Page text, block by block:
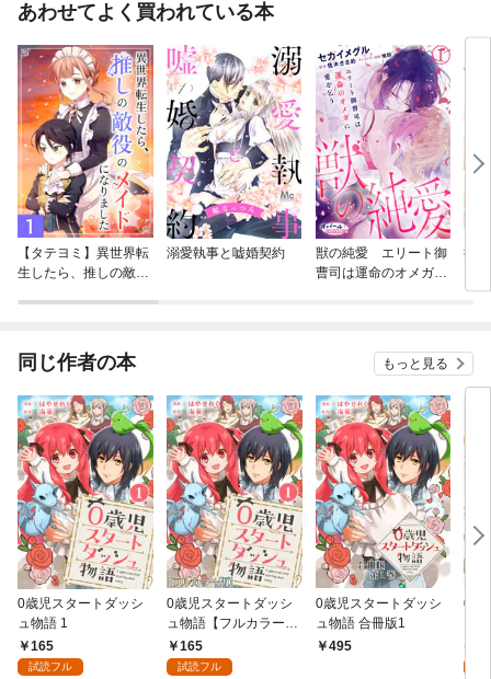
あわせてよく買われている本
【タテヨミ】異世界転
生したら、推しの敵役
溺愛執事と嘘婚契約
獣の純愛 エリート御
曹司は運命のオメガに
抱
同じ作者の本 もっと見る
0歳児スタートダッシ
ュ物語 1
165
試読フル
0歳児スタートダッシ
ュ物語【フルカラー
版】1
165
試読フル
0歳児スタートダッシ
ュ物語 合冊版1
495
0歳
版